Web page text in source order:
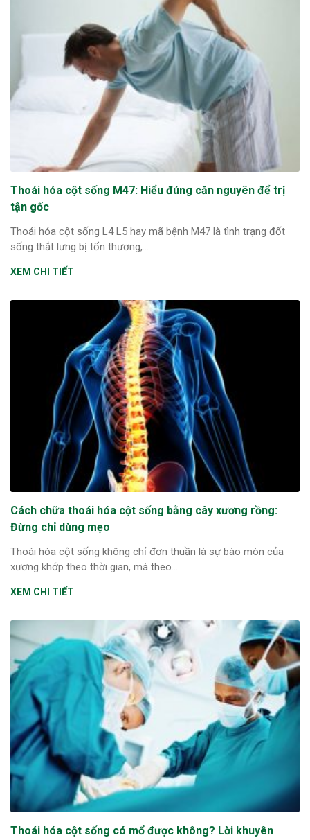
Thoái hóa cột sống M47: Hiểu đúng căn nguyên để trị
tận gốc
Thoái hóa cột sống L4 L5 hay mã bệnh M47 là tình trạng đốt
sống thắt lưng bị tổn thương,...
XEM CHI TIẾT
Cách chữa thoái hóa cột sống bằng cây xương rồng:
Đừng chỉ dùng mẹo
Thoái hóa cột sống không chỉ đơn thuần là sự bào mòn của
xương khớp theo thời gian, mà theo...
XEM CHI TIẾT
Thoái hóa cột sống có mổ được không? Lời khuyên